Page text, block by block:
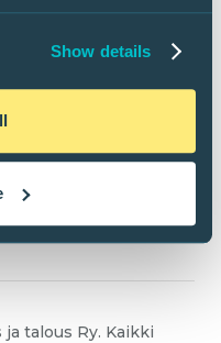
Show details
talous Ry. Kaikki